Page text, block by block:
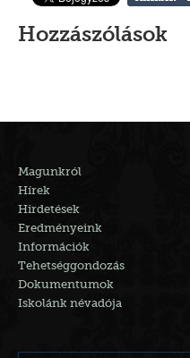
Hozzászólások
Magunkról
Hírek
Hirdetések
Eredményeink
Információk
Tehetséggondozás
Dokumentumok
Iskolánk névadója